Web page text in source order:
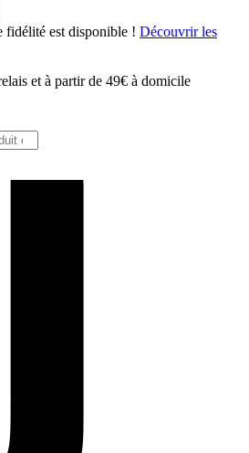
fidélité est disponible ! Découvrir les
et à partir de 49€ à domicile